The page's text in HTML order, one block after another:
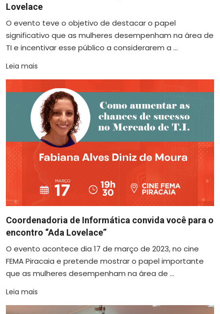
Lovelace
O evento teve o objetivo de destacar o papel
significativo que as mulheres desempenham na área de
TI e incentivar esse público a considerarem a ...
Leia mais
Coordenadoria de Informática convida você para o
encontro “Ada Lovelace”
O evento acontece dia 17 de março de 2023, no cine
FEMA Piracaia e pretende mostrar o papel importante
que as mulheres desempenham na área de ...
Leia mais